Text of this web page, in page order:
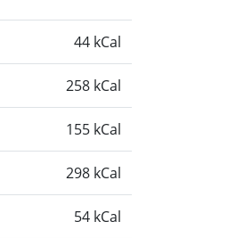
44 kCal
258 kCal
155 kCal
298 kCal
54 kCal